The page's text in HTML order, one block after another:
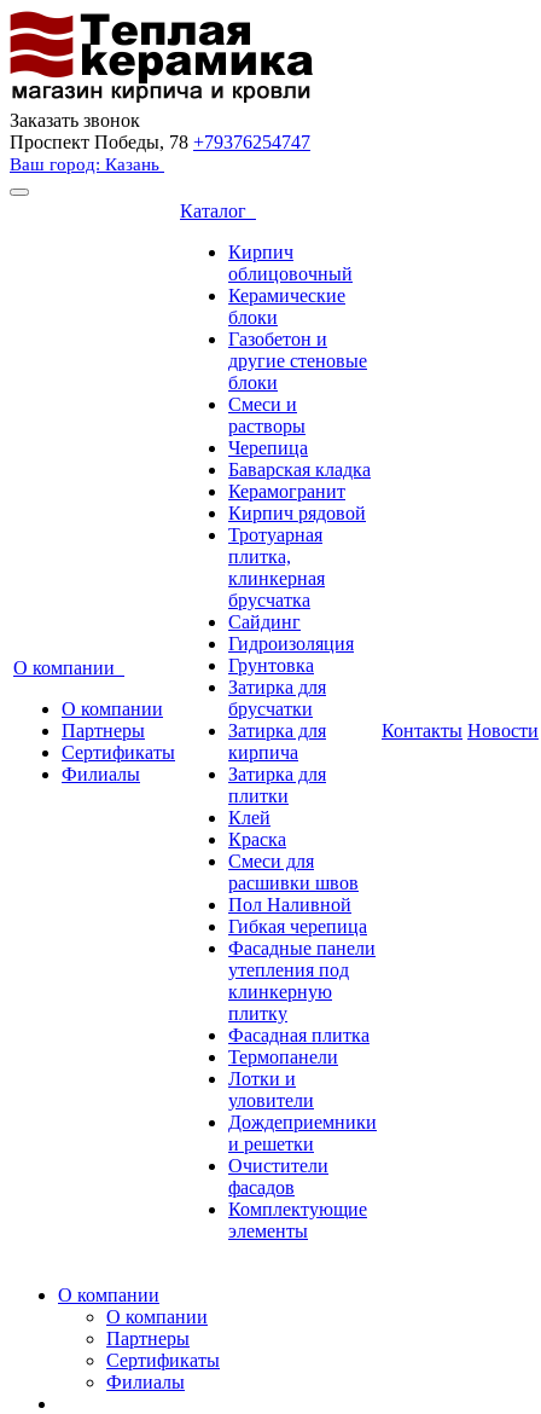
Заказать звонок
Проспект Победы, 78 +79376254747
Ваш город: Казань
О компании
О компании
Партнеры
Сертификаты
Филиалы
Каталог
Кирпич
облицовочный
Керамические
блоки
Газобетон и
другие стеновые
блоки
Смеси и
растворы
Черепица
Баварская кладка
Керамогранит
Кирпич рядовой
Тротуарная
плитка,
клинкерная
брусчатка
Сайдинг
Гидроизоляция
Грунтовка
Затирка для
брусчатки
Затирка для
кирпича
Затирка для
плитки
Клей
Краска
Смеси для
расшивки швов
Пол Наливной
Гибкая черепица
Фасадные панели
утепления под
клинкерную
плитку
Фасадная плитка
Термопанели
Лотки и
уловители
Дождеприемники
и решетки
Очистители
фасадов
Комплектующие
элементы
Контакты Новости
О компании
О компании
Партнеры
Сертификаты
Филиалы